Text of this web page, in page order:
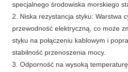
specjalnego środowiska morskiego
2. Niska rezystancja styku: Warstwa
przewodność elektryczną, co może
styku na połączeniu kablowym i
stabilność przenoszenia mocy.
3. Odporność na wysoką